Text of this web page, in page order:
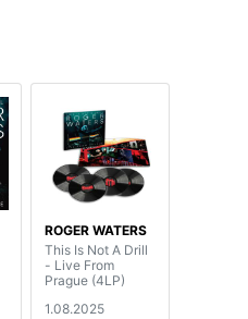
ROGER WATERS
This Is Not A Drill
- Live From
Prague (4LP)
1.08.2025